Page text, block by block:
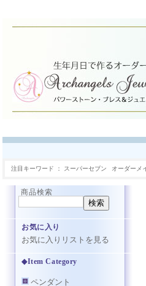
注目キーワード スーパーセブン オーダーメ
商品検索
お気に入り
お気に入りリストを見る
◆Item Category
ペンダント